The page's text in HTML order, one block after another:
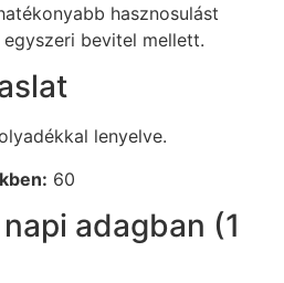
hasznosulást
bevitel mellett.
lenyelve.
60
adagban (1